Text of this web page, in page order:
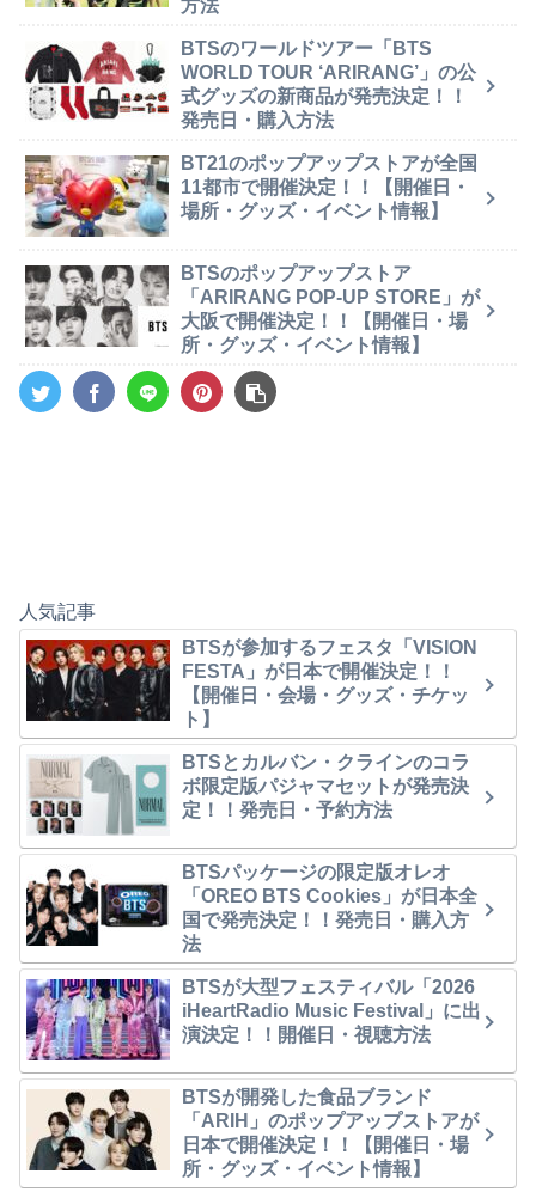
方法
BTSのワールドツアー「BTS
WORLD TOUR ‘ARIRANG’」の公
式グッズの新商品が発売決定！！
発売日・購入方法
BT21のポップアップストアが全国
11都市で開催決定！！【開催日・
場所・グッズ・イベント情報】
BTSのポップアップストア
「ARIRANG POP-UP STORE」が
大阪で開催決定！！【開催日・場
所・グッズ・イベント情報】
人気記事
BTSが参加するフェスタ「VISION
FESTA」が日本で開催決定！！
【開催日・会場・グッズ・チケッ
ト】
BTSとカルバン・クラインのコラ
ボ限定版パジャマセットが発売決
定！！発売日・予約方法
BTSパッケージの限定版オレオ
「OREO BTS Cookies」が日本全
国で発売決定！！発売日・購入方
法
BTSが大型フェスティバル「2026
iHeartRadio Music Festival」に出
演決定！！開催日・視聴方法
BTSが開発した食品ブランド
「ARIH」のポップアップストアが
日本で開催決定！！【開催日・場
所・グッズ・イベント情報】